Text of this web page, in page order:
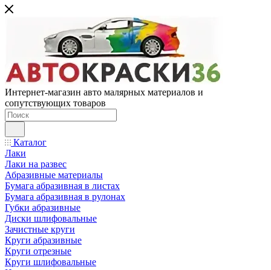
Интернет-магазин авто малярных материалов и
сопутствующих товаров
Каталог
Лаки
Лаки на развес
Абразивные материалы
Бумага абразивная в листах
Бумага абразивная в рулонах
Губки абразивные
Диски шлифовальные
Зачистные круги
Круги абразивные
Круги отрезные
Круги шлифовальные